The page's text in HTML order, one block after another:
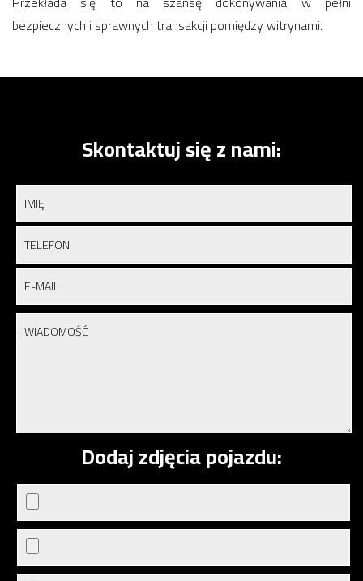
bezpiecznych i sprawnych transakcji pomiędzy witrynami.
Skontaktuj się z nami:
Dodaj zdjęcia pojazdu: